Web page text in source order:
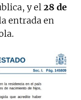
y el28 de
entrada en